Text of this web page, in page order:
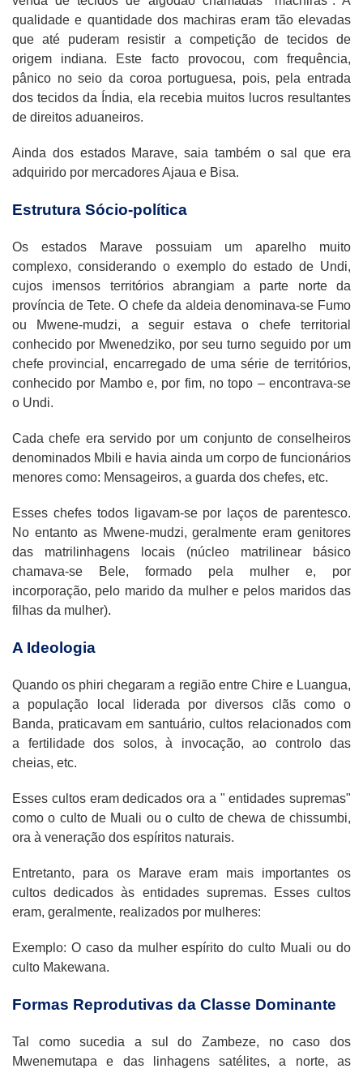
qualidade e quantidade dos machiras eram tão elevadas
que até puderam resistir a competição de tecidos de
origem indiana. Este facto provocou, com frequência,
pânico no seio da coroa portuguesa, pois, pela entrada
dos tecidos da Índia, ela recebia muitos lucros resultantes
de direitos aduaneiros.
Ainda dos estados Marave, saia também o sal que era
adquirido por mercadores Ajaua e Bisa.
Estrutura Sócio-política
Os estados Marave possuiam um aparelho muito
complexo, considerando o exemplo do estado de Undi,
cujos imensos territórios abrangiam a parte norte da
província de Tete. O chefe da aldeia denominava-se Fumo
ou Mwene-mudzi, a seguir estava o chefe territorial
conhecido por Mwenedziko, por seu turno seguido por um
chefe provincial, encarregado de uma série de territórios,
conhecido por Mambo e, por fim, no topo – encontrava-se
o Undi.
Cada chefe era servido por um conjunto de conselheiros
denominados Mbili e havia ainda um corpo de funcionários
menores como: Mensageiros, a guarda dos chefes, etc.
Esses chefes todos ligavam-se por laços de parentesco.
No entanto as Mwene-mudzi, geralmente eram genitores
das matrilinhagens locais (núcleo matrilinear básico
chamava-se Bele, formado pela mulher e, por
incorporação, pelo marido da mulher e pelos maridos das
filhas da mulher).
A Ideologia
Quando os phiri chegaram a região entre Chire e Luangua,
a população local liderada por diversos clãs como o
Banda, praticavam em santuário, cultos relacionados com
a fertilidade dos solos, à invocação, ao controlo das
cheias, etc.
Esses cultos eram dedicados ora a " entidades supremas"
como o culto de Muali ou o culto de chewa de chissumbi,
ora à veneração dos espíritos naturais.
Entretanto, para os Marave eram mais importantes os
cultos dedicados às entidades supremas. Esses cultos
eram, geralmente, realizados por mulheres:
Exemplo: O caso da mulher espírito do culto Muali ou do
culto Makewana.
Formas Reprodutivas da Classe Dominante
Tal como sucedia a sul do Zambeze, no caso dos
Mwenemutapa e das linhagens satélites, a norte, as